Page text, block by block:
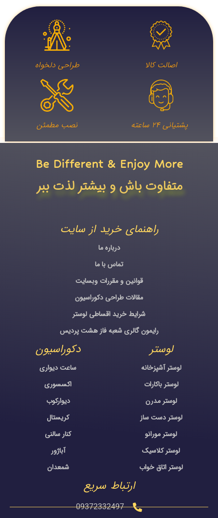
اصالت کالا طراحی دلخواه
پشتیانی ۲۴ ساعته نصب مطمئن
Be Different & Enjoy More​
متفاوت باش و بیشتر لذت ببر
راهنمای خرید از سایت
درباره ما
تماس با ما
قوانین و مقررات وبسایت
مقالات طراحی دکوراسیون
شرایط خرید اقساطی لوستر
رایمون گالری شعبه فاز هشت پردیس
لوستر
لوستر آشپزخانه
لوستر باکارات
لوستر مدرن
لوستر دست ساز
لوستر مورانو
لوستر کلاسیک
لوستر اتاق خواب
دکوراسیون
ساعت دیواری
اکسسوری
دیوارکوب
کریستال
کنار سالنی
آباژور
شمعدان
ارتباط سریع
09372332497